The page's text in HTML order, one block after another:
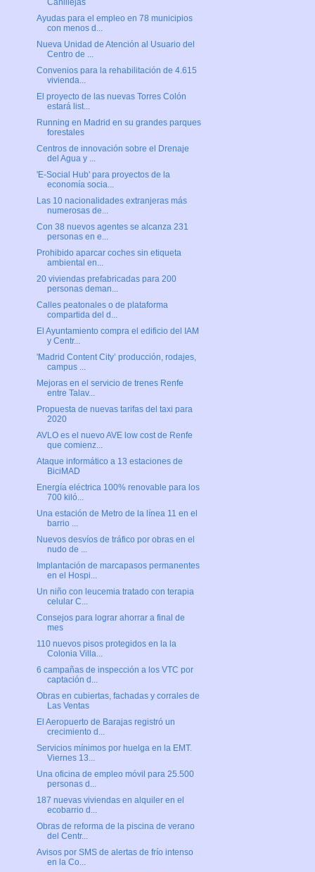
Canillejas
Ayudas para el empleo en 78 municipios
con menos d...
Nueva Unidad de Atención al Usuario del
Centro de ...
Convenios para la rehabilitación de 4.615
vivienda...
El proyecto de las nuevas Torres Colón
estará list...
Running en Madrid en su grandes parques
forestales
Centros de innovación sobre el Drenaje
del Agua y ...
'E-Social Hub' para proyectos de la
economía socia...
Las 10 nacionalidades extranjeras más
numerosas de...
Con 38 nuevos agentes se alcanza 231
personas en e...
Prohibido aparcar coches sin etiqueta
ambiental en...
20 viviendas prefabricadas para 200
personas deman...
Calles peatonales o de plataforma
compartida del d...
El Ayuntamiento compra el edificio del IAM
y Centr...
'Madrid Content City’ producción, rodajes,
campus ...
Mejoras en el servicio de trenes Renfe
entre Talav...
Propuesta de nuevas tarifas del taxi para
2020
AVLO es el nuevo AVE low cost de Renfe
que comienz...
Ataque informático a 13 estaciones de
BiciMAD
Energía eléctrica 100% renovable para los
700 kiló...
Una estación de Metro de la línea 11 en el
barrio ...
Nuevos desvíos de tráfico por obras en el
nudo de ...
Implantación de marcapasos permanentes
en el Hospi...
Un niño con leucemia tratado con terapia
celular C...
Consejos para lograr ahorrar a final de
mes
110 nuevos pisos protegidos en la la
Colonia Villa...
6 campañas de inspección a los VTC por
captación d...
Obras en cubiertas, fachadas y corrales de
Las Ventas
El Aeropuerto de Barajas registró un
crecimiento d...
Servicios mínimos por huelga en la EMT.
Viernes 13...
Una oficina de empleo móvil para 25.500
personas d...
187 nuevas viviendas en alquiler en el
ecobarrio d...
Obras de reforma de la piscina de verano
del Centr...
Avisos por SMS de alertas de frío intenso
en la Co...